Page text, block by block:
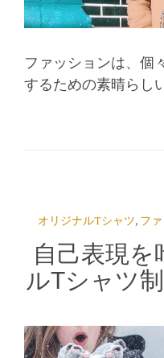
ファッションは、個
するための素晴らし
オリジナルTシャツ, フ
自己表現
ルTシャツ